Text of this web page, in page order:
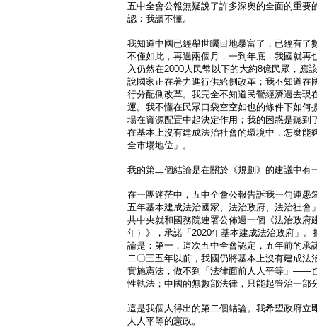
五中全會公報無疑說了許多深奧的全面的重要
認：我讀不懂。
我知道中國已經舉世矚目地暴富了，已經有了
不僅如此，再過兩個月，一到年底，我國就再
入仍然在2000人民幣以下的大約8億民眾，應
說國家正在著力進行供給側改革；我不知道在
行分配側改革。我完全不知道民營經濟過去現
運。我不懂在民眾口袋空空如也的條件下如何
場在資源配置中起決定作用；我的困惑是聽到
在基本上沒有建成法治社會的環境中，怎麼能
全市場地位」。
我的第二個結論是在關於《規劃》的建議中有
在一團迷茫中，五中全會公報告訴我一句連愚
五年基本建成法治國家、法治政府、法治社會
共中央就和國務院連署公佈過一個《法治政府
年）》，承諾「2020年基本建成法治政府」
論是：第一，這次五中全會認定，五年前的承
二〇三五年以前，我國仍將基本上沒有建成法
實施憲法，做不到「法律面前人人平等」——
性執法；中國的無數部法律，只能起管治一部
這是我個人得出的第二個結論。我希望政府立
人人平等的憲政。